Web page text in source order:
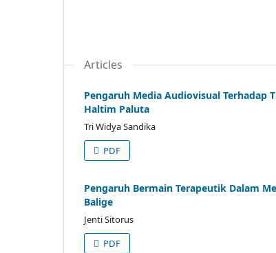
Articles
Pengaruh Media Audiovisual Terhadap
Haltim Paluta
Tri Widya Sandika
PDF
Pengaruh Bermain Terapeutik Dalam
Balige
Jenti Sitorus
PDF